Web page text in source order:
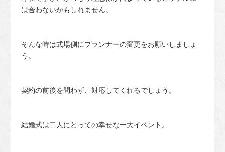
は合わないかもしれません。
そんな時は式場側にプランナーの変更をお願いしましょ
う。
契約の前後を問わず、対応してくれるでしょう。
結婚式は二人にとっての幸せな一大イベント。